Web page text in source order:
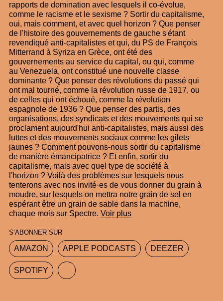
rapports de domination avec lesquels il co-évolue,
comme le racisme et le sexisme ? Sortir du capitalisme,
oui, mais comment, et avec quel horizon ? Que penser
de l'histoire des gouvernements de gauche s'étant
revendiqué anti-capitalistes et qui, du PS de François
Mitterrand à Syriza en Grèce, ont été des
gouvernements au service du capital, ou qui, comme
au Venezuela, ont constitué une nouvelle classe
dominante ? Que penser des révolutions du passé qui
ont mal tourné, comme la révolution russe de 1917, ou
de celles qui ont échoué, comme la révolution
espagnole de 1936 ? Que penser des partis, des
organisations, des syndicats et des mouvements qui se
proclament aujourd'hui anti-capitalistes, mais aussi des
luttes et des mouvements sociaux comme les gilets
jaunes ? Comment pouvons-nous sortir du capitalisme
de manière émancipatrice ? Et enfin, sortir du
capitalisme, mais avec quel type de société à
l'horizon ? Voilà des problèmes sur lesquels nous
tenterons avec nos invité·es de vous donner du grain à
moudre, sur lesquels on mettra notre grain de sel en
espérant être un grain de sable dans la machine,
chaque mois sur Spectre.Voir plus
S’ABONNER SUR
AMAZON APPLE PODCASTS DEEZER
SPOTIFY